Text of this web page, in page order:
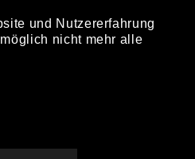
KONTAKT
und Nutzererfahrung
nicht mehr alle